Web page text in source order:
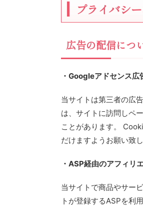
プライバシ
広告の配信につ
・Googleアドセンス広
当サイトは第三者の広
は、サイトに訪問しペ
ことがあります。
だけますようお願い致
・ASP経由のアフィリ
当サイトで商品やサー
トが登録するASPを利